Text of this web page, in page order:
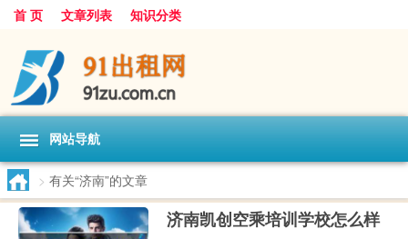
首 页 文章列表 知识分类
网站导航
> 有关“济南”的文章
济南凯创空乘培训学校怎么样